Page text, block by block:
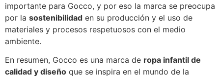
importante para Gocco, y por eso la marca se preocupa
por la sostenibilidad en su producción y el uso de
materiales y procesos respetuosos con el medio
ambiente.
En resumen, Gocco es una marca de ropa infantil de
calidad y diseño que se inspira en el mundo de la